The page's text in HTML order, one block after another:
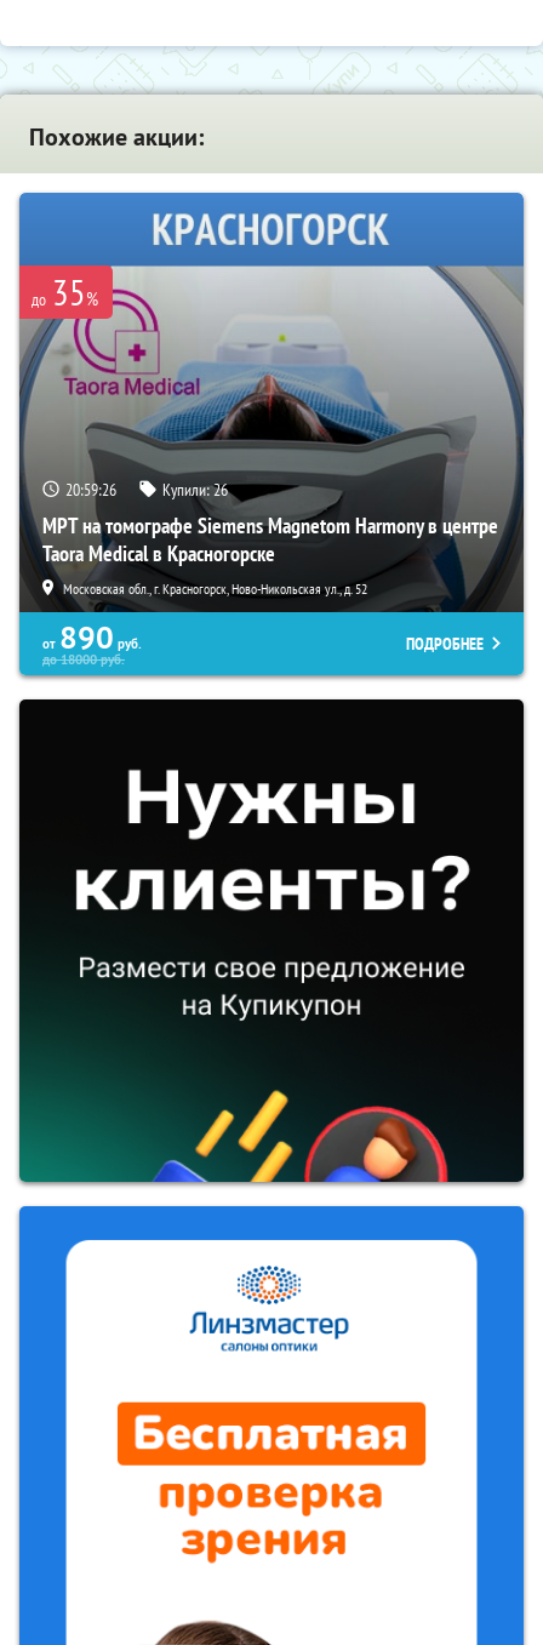
Похожие акции:
до 35%
20:59:26 Купили:26
МРТ на томографе Siemens Magnetom Harmony в центре
Taora Medical в Красногорске
Московская обл., г. Красногорск, Ново-Никольская ул., д. 52
от 890 руб.
до18000руб.
ПОДРОБНЕЕ